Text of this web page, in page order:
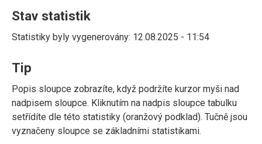
Stav statistik
Statistiky byly vygenerovány: 12.08.2025 - 11:54
Tip
Popis sloupce zobrazíte, když podržíte kurzor myši nad
nadpisem sloupce. Kliknutím na nadpis sloupce tabulku
setřídíte dle této statistiky (oranžový podklad). Tučně jsou
vyznačeny sloupce se základními statistikami.